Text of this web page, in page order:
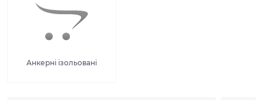
Анкерні ізольовані